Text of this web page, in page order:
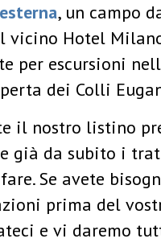
, un campo
vicino Hotel
per escursioni
dei Colli
il nostro listino
già da subito i
Se avete
prima del
e vi daremo